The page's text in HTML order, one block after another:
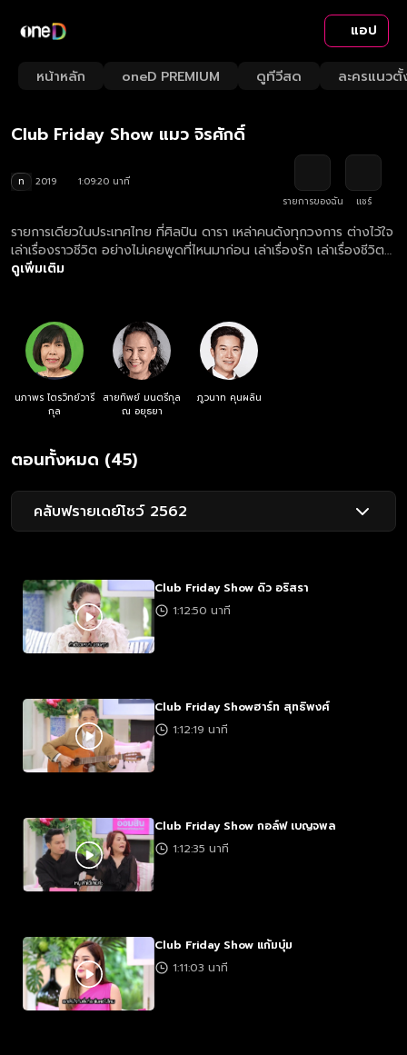
แอป
หน้าหลัก oneD PREMIUM ดูทีวีสด ละครแนวตั้
Loaded:
1.30%
Rate
Club Friday Show แมว จิรศักดิ์
ท 2019
1:09:20 นาที
รายการของฉัน
แชร์
รายการเดียวในประเทศไทย ที่ศิลปิน ดารา เหล่าคนดังทุกวงการ ต่างไว้ใจ
เล่าเรื่องราวชีวิต อย่างไม่เคยพูดที่ไหนมาก่อน เล่าเรื่องรัก เล่าเรื่องชีวิต
จากก้นบึ้งของหัวใจ เพราะเป็นที่เดียวที่ให้ความรู้สึกปลอดภัยที่จะเล่า อุ่น
ดูเพิ่มเติม
นภาพร ไตรวิทย์วารี
กุล
สายทิพย์ มนตรีกุล
ณ อยุธยา
ภูวนาท คุนผลิน
ตอนทั้งหมด (45)
คลับฟรายเดย์โชว์ 2562
Club Friday Show ดิว อริสรา
1:12:50 นาที
Club Friday Showฮาร์ท สุทธิพงศ์
1:12:19 นาที
Club Friday Show กอล์ฟ เบญจพล
1:12:35 นาที
Club Friday Show แก้มบุ๋ม
1:11:03 นาที